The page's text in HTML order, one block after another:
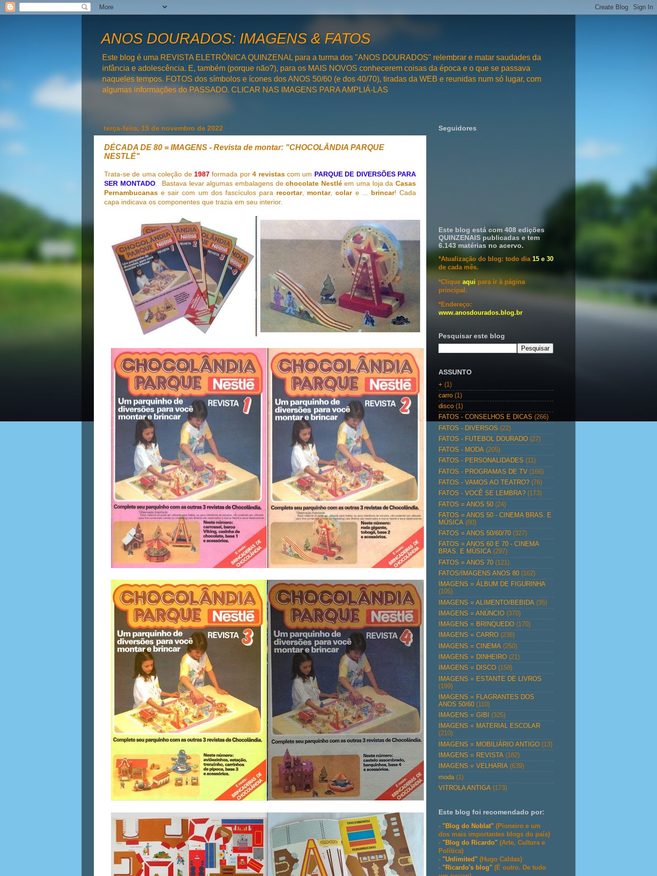
ANOS DOURADOS: IMAGENS & FATOS
Este blog é uma REVISTA ELETRÔNICA QUINZENAL para a turma dos "ANOS DOURADOS" relembrar e matar saudades da
infância e adolescência. E, também (porque não?), para os MAIS NOVOS conhecerem coisas da época e o que se passava
naqueles tempos. FOTOS dos símbolos e ícones dos ANOS 50/60 (e dos 40/70), tiradas da WEB e reunidas num só lugar, com
algumas informações do PASSADO. CLICAR NAS IMAGENS PARA AMPLIÁ-LAS
terça-feira, 15 de novembro de 2022
DÉCADA DE 80 = IMAGENS - Revista de montar: "CHOCOLÂNDIA PARQUE
NESTLÉ"
Trata-se de uma coleção de 1987 formada por4 revistascom um PARQUE DE DIVERSÕES PARA
SER MONTADO. Bastava levar algumas embalagens dechocolate Nestléem uma loja daCasas
Pernambucanas e sair com um dos fascículos para recortar, montar, colare ... brincar! Cada
capa indicava os componentes que trazia em seu interior.
Seguidores
Este blog está com 408 edições
QUINZENAIS publicadas e tem
6.143 matérias no acervo.
*Atualização do blog: todo dia 15 e 30
de cada mês.
*Clique aqui para ir à página
principal.
*Endereço:
www.anosdourados.blog.br
Pesquisar este blog
ASSUNTO
+ (1)
carro (1)
disco (1)
FATOS - CONSELHOS E DICAS (266)
FATOS - DIVERSOS (22)
FATOS - FUTEBOL DOURADO (27)
FATOS - MODA (205)
FATOS - PERSONALIDADES (11)
FATOS - PROGRAMAS DE TV (166)
FATOS - VAMOS AO TEATRO? (76)
FATOS - VOCÊ SE LEMBRA? (173)
FATOS = ANOS 50 (24)
FATOS = ANOS 50 - CINEMA BRAS. E
MÚSICA (80)
FATOS = ANOS 50/60/70 (327)
FATOS = ANOS 60 E 70 - CINEMA
BRAS. E MÚSICA (297)
FATOS = ANOS 70 (121)
FATOS/IMAGENS ANOS 80 (162)
IMAGENS = ÁLBUM DE FIGURINHA
(105)
IMAGENS = ALIMENTO/BEBIDA (35)
IMAGENS = ANÚNCIO (370)
IMAGENS = BRINQUEDO (170)
IMAGENS = CARRO (236)
IMAGENS = CINEMA (250)
IMAGENS = DINHEIRO (21)
IMAGENS = DISCO (158)
IMAGENS = ESTANTE DE LIVROS
(199)
IMAGENS = FLAGRANTES DOS
ANOS 50/60 (110)
IMAGENS = GIBI
(325)
IMAGENS = MATERIAL ESCOLAR
(210)
IMAGENS = MOBILIÁRIO ANTIGO (13)
IMAGENS = REVISTA (182)
IMAGENS = VELHARIA (639)
moda (1)
VITROLA ANTIGA (173)
Este blog foi recomendado por:
- "Blog do Noblat" (Pioneiro e um
dos mais importantes blogs do país)
- "Blog do Ricardo" (Arte, Cultura e
Política)
- "Unlimited" (Hugo Caldas)
- "Ricardo's blog" (É outro. De tudo